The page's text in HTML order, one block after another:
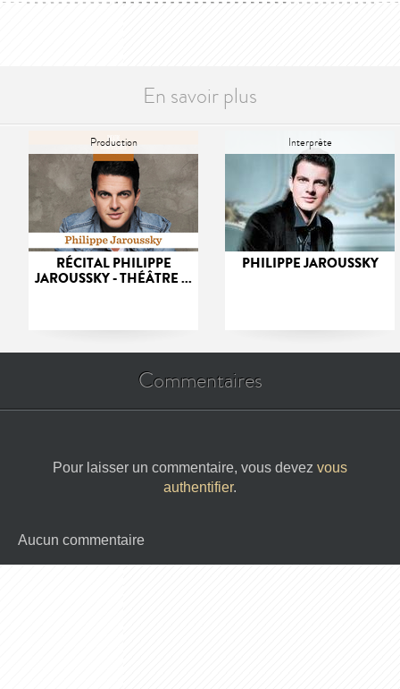
En savoir plus
Production
RÉCITAL PHILIPPE
JAROUSSKY - THÉÂTRE ...
Interprète
PHILIPPE JAROUSSKY
Commentaires
Pour laisser un commentaire, vous devez vous
authentifier.
Aucun commentaire